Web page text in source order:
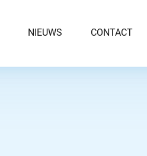
NIEUWS CONTACT